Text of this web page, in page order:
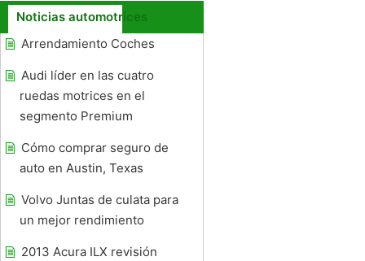
Noticias automotrices
Arrendamiento Coches
Audi líder en las cuatro
ruedas motrices en el
segmento Premium
Cómo comprar seguro de
auto en Austin, Texas
Volvo Juntas de culata para
un mejor rendimiento
2013 Acura ILX revisión